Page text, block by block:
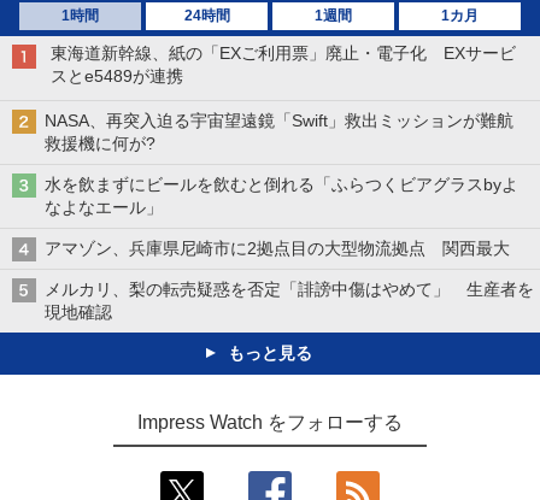
1時間 24時間 1週間 1カ月
東海道新幹線、紙の「EXご利用票」廃止・電子化 EXサービ
スとe5489が連携
NASA、再突入迫る宇宙望遠鏡「Swift」救出ミッションが難航
救援機に何が?
水を飲まずにビールを飲むと倒れる「ふらつくビアグラスbyよ
なよなエール」
アマゾン、兵庫県尼崎市に2拠点目の大型物流拠点 関西最大
メルカリ、梨の転売疑惑を否定「誹謗中傷はやめて」 生産者を
現地確認
もっと見る
Impress Watch をフォローする